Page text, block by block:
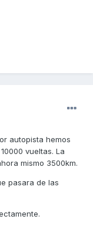
autopista hemos
vueltas. La
mismo 3500km.
pasara de las